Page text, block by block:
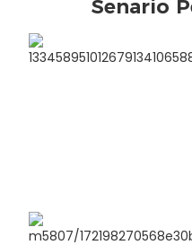
Senario